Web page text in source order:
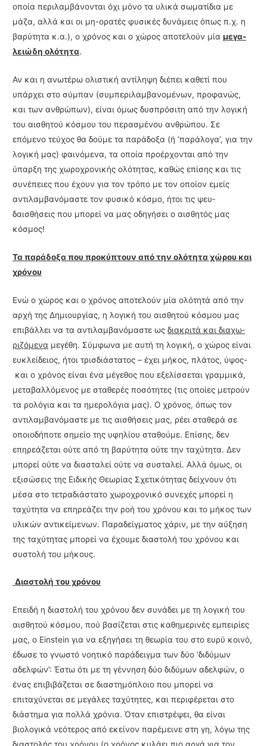
οποία περιλαμβάνονται όχι μόνο τα υλικά σωματίδια με
μάζα, αλλά και οι μη-ορατές φυσικές δυνάμεις όπως π.χ. η
βαρύτητα κ.α.), ο χρόνος και ο χώρος αποτελούν μίαμεγα­
λειώδη ολότητα.
Αν και η ανωτέρω ολιστική αντίληψη διέπει καθετί που
υπάρχει στο σύμπαν (συμπεριλαμβανομένων, προφανώς,
και των ανθρώπων), είναι όμως δυσπρόσιτη από την λογική
του αισθητού κόσμου του περασμένου ανθρώπου. Σε
επόμενο τεύχος θα δούμε τα παράδοξα (ή ‘παράλογα’, για την
λογική μας) φαινόμενα, τα οποία προέρ­χονται από την
ύπαρξη της χωροχρονικής ολότητας, καθώς επίσης και τις
συνέπειες που έ­χουν για τον τρόπο με τον οποίον εμείς
αντιλαμβανόμαστε τον φυσικό κόσμο, ήτοι τις ψευ­
δαισθήσεις που μπορεί να μας οδηγήσει ο αισθητός μας
κόσμος!
Τα παράδοξα που προκύπτουν από την ολότητα χώρου και
χρόνου
Ενώ ο χώρος και ο χρόνος αποτελούν μία ολότητά από την
αρχή της Δημιουργίας, η λο­γική του αισθητού κόσμου μας
επιβάλλει να τα αντιλαμβανόμαστε ωςδιακριτά και διαχω­
ριζόμενα μεγέθη. Σύμφωνα με αυτή τη λογική, ο χώρος είναι
ευκλείδειος, ήτοι τρισδιά­στατος – έχει μήκος, πλάτος, ύψος-
και ο χρόνος είναι ένα μέγεθος που εξελίσσεται γραμμικά,
μεταβαλλόμενος με σταθερές ποσότητες (τις οποίες μετρούν
τα ρολόγια και τα ημερολόγια μας). Ο χρόνος, όπως τον
αντιλαμβανόμαστε με τις αισθήσεις μας, ρέει σταθερά σε
οποιοδήποτε σημείο της υφηλίου σταθούμε. Επίσης, δεν
επηρεάζεται ούτε από τη βαρύτητα ούτε την ταχύτητα. Δεν
μπορεί ούτε να διασταλεί ούτε να συσταλεί. Αλλά όμως, οι
εξισώσεις της Ειδικής Θεωρίας Σχετικότητας δείχνουν ότι
μέσα στο τετραδιάστατο χωροχρονικό συνεχές μπορεί η
ταχύτητα να επηρεάζει την ροή του χρόνου και το μήκος των
υλικών αντικείμενων. Παραδείγματος χάριν, με την αύξηση
της ταχύτητας μπο­ρεί να έχουμε διαστολή του χρόνου και
συστολή του μήκους.
Διαστολή του χρόνου
Επειδή η διαστολή του χρόνου δεν συνάδει με τη λογική του
αισθητού κόσμου, πού βασίζεται στις καθημερινές εμπειρίες
μας, ο Einstein για να εξηγήσει τη θεωρία του στο ευρύ κοινό,
έδωσε το γνωστό νοητικό παράδειγμα των δύο ‘διδύμων
αδελφών’: Έστω ότι με τη γέννηση δύο διδύμων αδελφών, ο
ένας επιβιβάζεται σε διαστημόπλοιο που μπορεί να
επιταχύνεται σε μεγάλες ταχύτητες, και περιφέρεται στο
διάστημα για πολλά χρόνια. Όταν επιστρέψει, θα είναι
βιολογικά νεότερος από εκείνον παρέμεινε στη γη, λόγω της